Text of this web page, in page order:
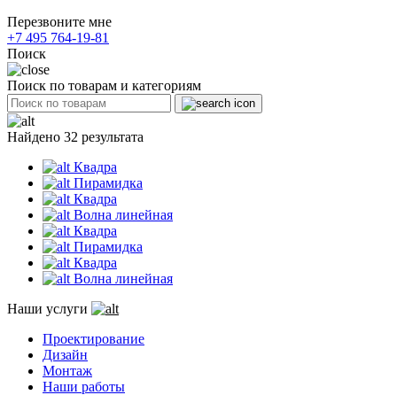
Перезвоните мне
+7 495 764-19-81
Поиск
Поиск по товарам и категориям
Найдено 32 результата
Квадра
Пирамидка
Квадра
Волна линейная
Квадра
Пирамидка
Квадра
Волна линейная
Наши услуги
Проектирование
Дизайн
Монтаж
Наши работы